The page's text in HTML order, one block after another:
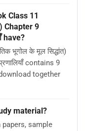
Class 11
Chapter 9
have?
भूगोल के मूल सिद्धांत)
contains 9
together
material?
sample